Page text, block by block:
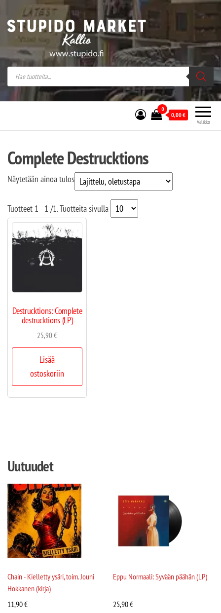
Stupido Market – verkossa ja kivijalassa
Stupido Market on vaihtoehtomusaan
erikoistunut verkko- sekä
kivijalkakauppa Helsingissä Kallion
sydämessä.
Valikko
0
0,00€
Complete Destrucktions
Näytetään ainoa tulos
Tuotteet 1 - 1 /1. Tuotteita sivulla
Destrucktions: Complete
destrucktions (LP)
25,90€
Lisää
ostoskoriin
Uutuudet
Chain - Kielletty ysäri, toim. Jouni
Hokkanen (kirja)
11,90€
Eppu Normaali: Syvään päähän (LP)
25,90€